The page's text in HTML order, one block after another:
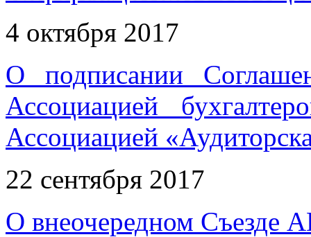
4 октября 2017
О подписании
Ассоциацией
Ассоциацией
22 сентября 2017
О внеочередном Съезде